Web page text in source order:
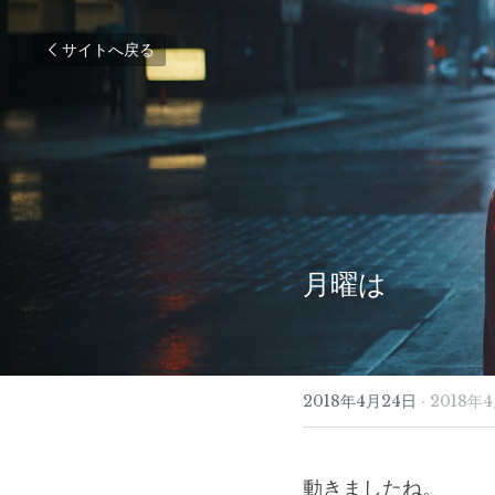
サイトへ戻る
月曜は
2018年4月24日 · 2018年
動きましたね。